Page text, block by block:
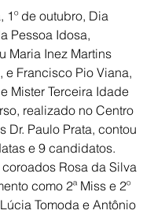
1º de outubro, Dia
Pessoa Idosa,
Maria Inez Martins
e Francisco Pio Viana,
Mister Terceira Idade
realizado no Centro
Dr. Paulo Prata, contou
e 9 candidatos.
Rosa da Silva
como 2ª Miss e 2º
Tomoda e Antônio